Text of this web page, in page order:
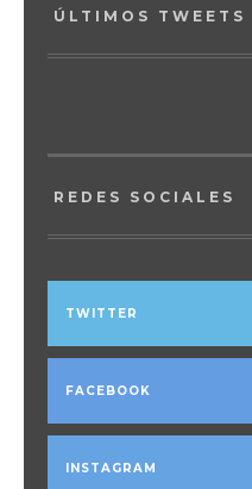
ÚLTIMOS TWEETS
REDES SOCIALES
TWITTER
FACEBOOK
INSTAGRAM